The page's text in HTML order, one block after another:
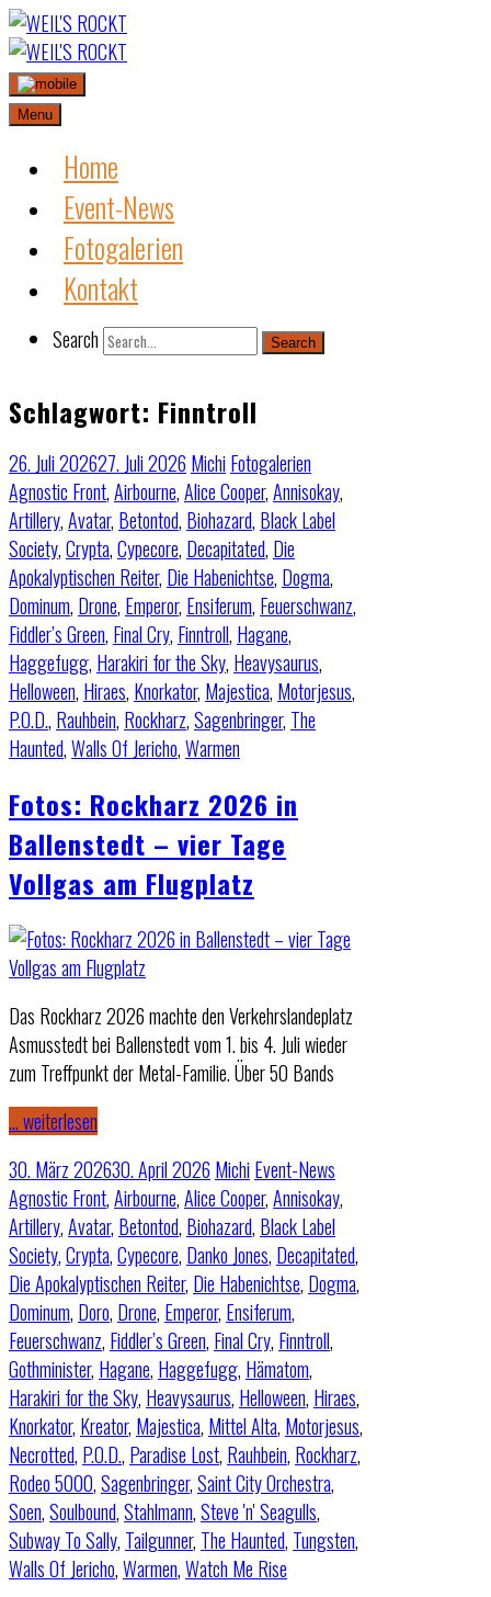
Skip
to
content
Menu
Home
Event-News
Fotogalerien
Kontakt
Search Search
Schlagwort: Finntroll
26. Juli 202627. Juli 2026 Michi Fotogalerien
Agnostic Front,Airbourne,Alice Cooper,Annisokay,
Artillery,Avatar, Betontod, Biohazard, Black Label
Society,Crypta,Cypecore, Decapitated, Die
Apokalyptischen Reiter, Die Habenichtse, Dogma,
Dominum, Drone, Emperor, Ensiferum, Feuerschwanz,
Fiddler’s Green, Final Cry, Finntroll, Hagane,
Haggefugg, Harakiri for the Sky, Heavysaurus,
Helloween, Hiraes, Knorkator, Majestica, Motorjesus,
P.O.D., Rauhbein, Rockharz,Sagenbringer, The
Haunted,Walls Of Jericho,Warmen
Fotos: Rockharz 2026 in
Ballenstedt – vier Tage
Vollgas am Flugplatz
Das Rockharz 2026 machte den Verkehrslandeplatz
Asmusstedt bei Ballenstedt vom 1. bis 4. Juli wieder
zum Treffpunkt der Metal-Familie. Über 50 Bands
… weiterlesen
30. März 202630. April 2026 Michi Event-News
Agnostic Front,Airbourne,Alice Cooper,Annisokay,
Artillery,Avatar, Betontod, Biohazard, Black Label
Society,Crypta,Cypecore, Danko Jones, Decapitated,
Die Apokalyptischen Reiter, Die Habenichtse, Dogma,
Dominum, Doro, Drone, Emperor, Ensiferum,
Feuerschwanz, Fiddler’s Green, Final Cry, Finntroll,
Gothminister, Hagane, Haggefugg, Hämatom,
Harakiri for the Sky, Heavysaurus, Helloween, Hiraes,
Knorkator, Kreator, Majestica, Mittel Alta, Motorjesus,
Necrotted, P.O.D., Paradise Lost, Rauhbein, Rockharz,
Rodeo 5000,Sagenbringer,Saint City Orchestra,
Soen,Soulbound,Stahlmann,Steve 'n' Seagulls,
Subway To Sally, Tailgunner, The Haunted, Tungsten,
Walls Of Jericho,Warmen,Watch Me Rise